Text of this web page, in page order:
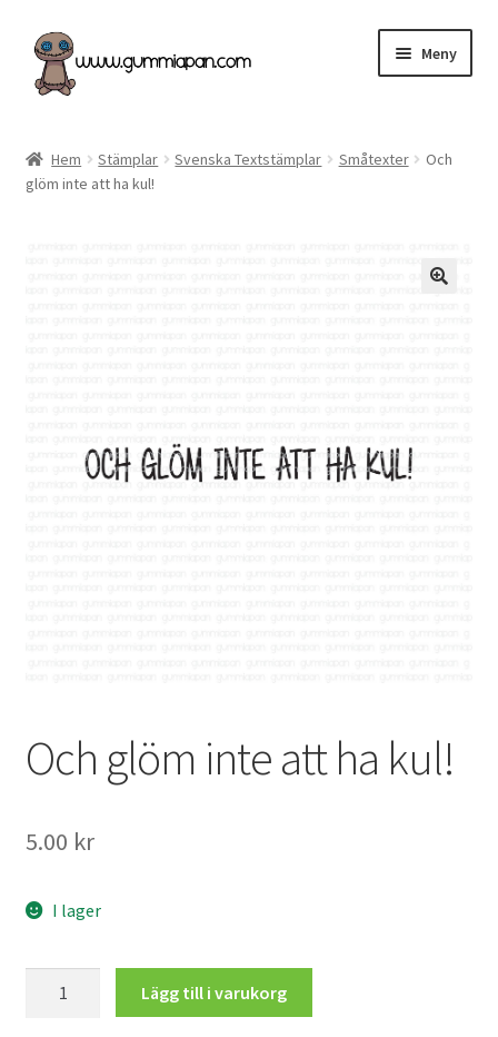
Hoppa
till
navigering
Hoppa
till
innehåll
Meny
Kategorier
Angel Policy
Hem Stämplar Svenska Textstämplar Småtexter
Och
glöm inte att ha kul!
Och glöm inte att ha kul!
5.00 kr
I lager
Lägg till i varukorg